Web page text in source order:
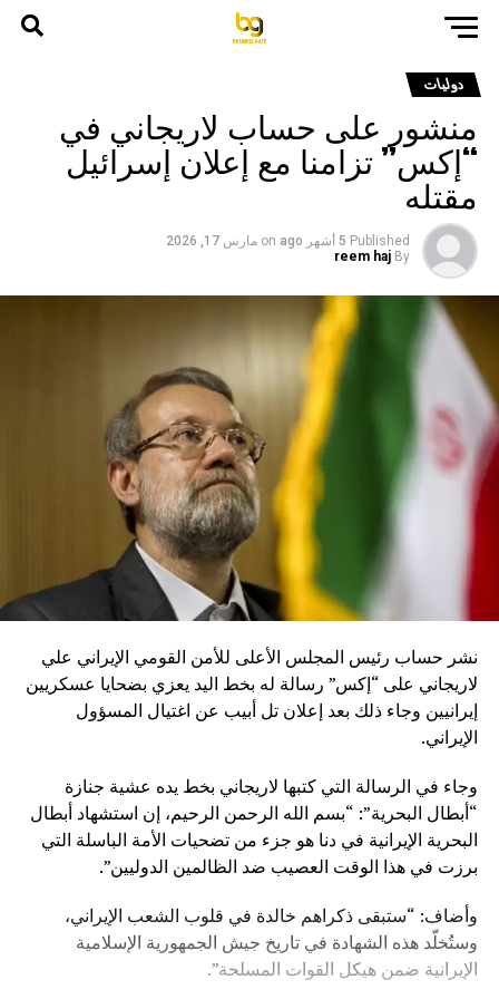
دوليات
منشور على حساب لاريجاني في
“إكس” تزامنا مع إعلان إسرائيل
مقتله
Published 5 أشهر ago on مارس 17, 2026
By
reem haj
نشر حساب رئيس المجلس الأعلى للأمن القومي الإيراني علي
لاريجاني على “إكس” رسالة له بخط اليد يعزي بضحايا عسكريين
إيرانيين وجاء ذلك بعد إعلان تل أبيب عن اغتيال المسؤول
الإيراني.
وجاء في الرسالة التي كتبها لاريجاني بخط يده عشية جنازة
“أبطال البحرية”: “بسم الله الرحمن الرحيم، إن استشهاد أبطال
البحرية الإيرانية في دنا هو جزء من تضحيات الأمة الباسلة التي
برزت في هذا الوقت العصيب ضد الظالمين الدوليين”.
وأضاف: “ستبقى ذكراهم خالدة في قلوب الشعب الإيراني،
وستُخلّد هذه الشهادة في تاريخ جيش الجمهورية الإسلامية
الإيرانية ضمن هيكل القوات المسلحة”.